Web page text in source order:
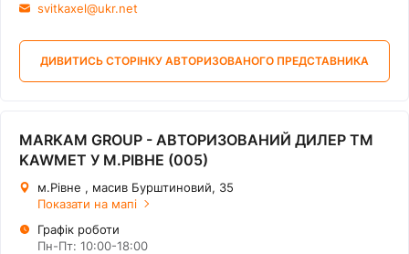
svitkaxel@ukr.net
ДИВИТИСЬ СТОРІНКУ АВТОРИЗОВАНОГО ПРЕДСТАВНИКА
MARKAM GROUP - АВТОРИЗОВАНИЙ ДИЛЕР ТМ
KAWMET У М.РІВНЕ (005)
м.Рівне , масив Бурштиновий, 35
Показати на мапі
Графік роботи
Пн-Пт: 10:00-18:00